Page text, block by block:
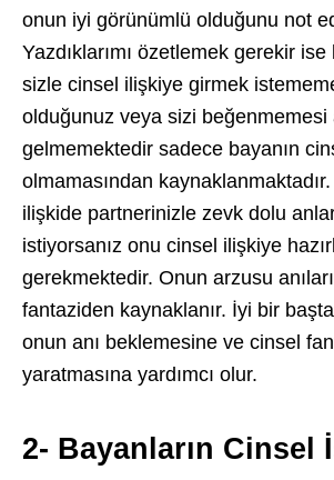
onun iyi görünümlü olduğunu not
Yazdıklarımı özetlemek gerekir ise
sizle cinsel ilişkiye girmek
olduğunuz veya sizi beğenmemesi
gelmemektedir sadece bayanın
olmamasından
ilişkide partnerinizle zevk dolu
istiyorsanız onu cinsel ilişkiye
gerekmektedir. Onun arzusu
fantaziden kaynaklanır. İyi bir
onun anı beklemesine ve cinsel
yaratmasına yardımcı olur.
2- Bayanların Cinsel